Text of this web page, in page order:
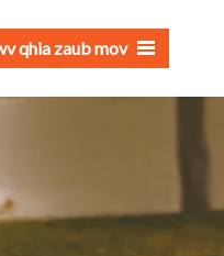
chaw
qhia zaub mov